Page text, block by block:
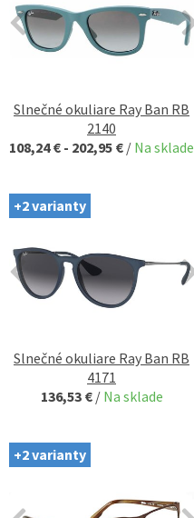
Slnečné okuliare Ray Ban RB
2140
108,24 € - 202,95 € / Na sklade
+2 varianty
Slnečné okuliare Ray Ban RB
4171
136,53 € / Na sklade
+2 varianty